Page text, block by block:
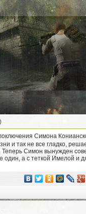
и так не все гладко,
Теперь Симон вынужден
один, а с теткой Имелой